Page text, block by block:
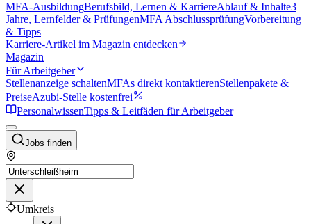
MFA-AusbildungBerufsbild, Lernen & KarriereAblauf & Inhalte3
Jahre, Lernfelder & PrüfungenMFA AbschlussprüfungVorbereitung
& Tipps
Karriere-Artikel im Magazin entdecken
Magazin
Für Arbeitgeber
Stellenanzeige schaltenMFAs direkt kontaktierenStellenpakete &
PreiseAzubi-Stelle kostenfrei
PersonalwissenTipps & Leitfäden für Arbeitgeber
Jobs finden
Umkreis